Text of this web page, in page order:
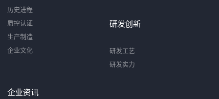
历史进程
质控认证
生产制造
企业文化
研发创新
研发工艺
研发实力
企业资讯